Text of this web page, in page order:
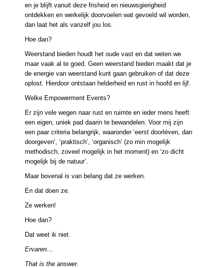
en je blijft vanuit deze frisheid en nieuwsgierigheid
ontdekken en werkelijk doorvoelen wat gevoeld wil worden,
dan laat het als vanzelf jou los.
Hoe dan?
Weerstand bieden houdt het oude vast en dat weten we
maar vaak al te goed. Geen weerstand bieden maakt dat je
de energie van weerstand kunt gaan gebruiken of dat deze
oplost. Hierdoor ontstaan helderheid en rust in hoofd en lijf.
Welke Empowerment Events?
Er zijn vele wegen naar rust en ruimte en ieder mens heeft
een eigen, uniek pad daarin te bewandelen. Voor mij zijn
een paar criteria belangrijk, waaronder ‘eerst doorléven, dan
doorgeven’, ‘praktisch’, ‘organisch’ (zo min mogelijk
methodisch, zoveel mogelijk in het moment) en ‘zo dicht
mogelijk bij de natuur’.
Maar bovenal is van belang dat ze werken.
En dat doen ze.
Ze werken!
Hoe dan?
Dat weet ik niet.
Ervaren…
That is the answer.